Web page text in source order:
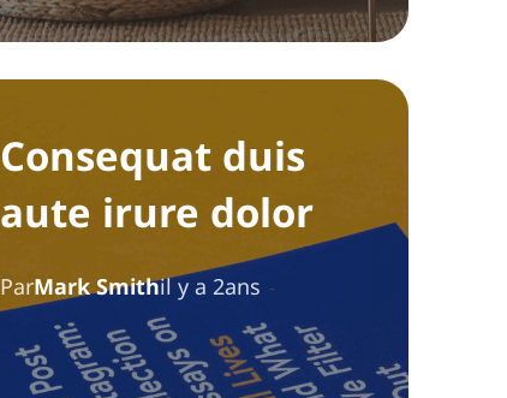
Consequat duis
aute irure dolor
ParMark Smithil y a 2ans